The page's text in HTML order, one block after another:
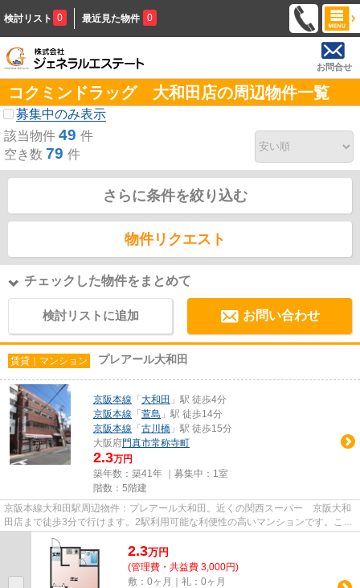
検討リスト 0 最近見た物件 0
お問合せ
コクミンドラッグ 大和田店の周辺物件一覧
募集中のみ表示
該当物件 49 件
空き数 79 件
さらに条件を絞り込む
物件リクエスト
チェックした物件をまとめて
検討リストに追加 お問い合わせ
賃貸｜マンション プレアール大和田
京阪本線 「 大和田 」駅 徒歩4分
京阪本線 「 萱島 」駅 徒歩14分
京阪本線 「 古川橋 」駅 徒歩15分
大阪府門真市常称寺町
2.3万円
築年数：築41年 ｜募集中： 1室
階数：5階建
京阪本線大和田駅周辺物件：プレアール大和田。近くの関西スーパー 京阪大和
田店まで徒歩3分で行けます。2駅利用可能な利便性の高いマンションです。こち
らの物件はマンションです。...
2.3万円
(管理費・共益費 3,000円)
敷：0ヶ月｜礼：0ヶ月